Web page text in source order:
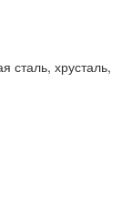
сталь, хрусталь,